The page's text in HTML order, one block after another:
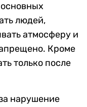
людей,
атмосферу и
Кроме
только после
нарушение